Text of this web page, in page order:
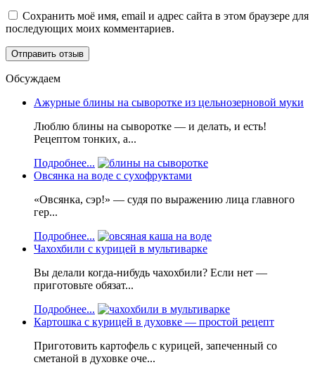
Сохранить моё имя, email и адрес сайта в этом браузере для
последующих моих комментариев.
Обсуждаем
Ажурные блины на сыворотке из цельнозерновой муки
Люблю блины на сыворотке — и делать, и есть!
Рецептом тонких, а...
Подробнее...
Овсянка на воде с сухофруктами
«Овсянка, сэр!» — судя по выражению лица главного
гер...
Подробнее...
Чахохбили с курицей в мультиварке
Вы делали когда-нибудь чахохбили? Если нет —
приготовьте обязат...
Подробнее...
Картошка с курицей в духовке — простой рецепт
Приготовить картофель с курицей, запеченный со
сметаной в духовке оче...